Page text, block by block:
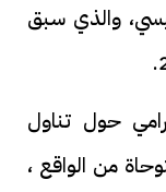
والذي سبق
حول تناول
من الواقع ،